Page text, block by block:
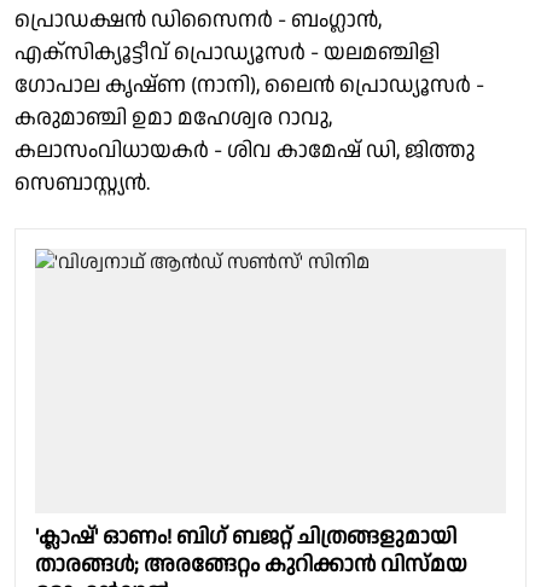
പ്രൊഡക്ഷൻ ഡിസൈനർ - ബംഗ്ലാൻ,
എക്സിക്യൂട്ടീവ് പ്രൊഡ്യൂസർ - യലമഞ്ചിളി
ഗോപാല കൃഷ്ണ (നാനി), ലൈൻ പ്രൊഡ്യൂസർ -
കരുമാഞ്ചി ഉമാ മഹേശ്വര റാവു,
കലാസംവിധായകർ - ശിവ കാമേഷ് ഡി, ജിത്തു
സെബാസ്റ്റ്യൻ.
'ക്ലാഷ്' ഓണം! ബിഗ് ബജറ്റ് ചിത്രങ്ങളുമായി
താരങ്ങൾ; അരങ്ങേറ്റം കുറിക്കാൻ വിസ്മയ